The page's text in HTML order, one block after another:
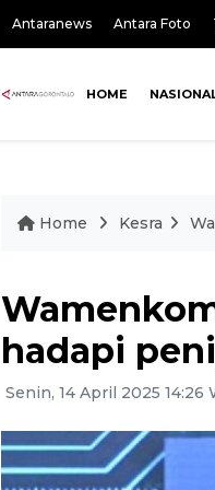
Antaranews Antara Foto
HOME
Home Kesra
hadapi
Senin, 14 April 2025 14:26